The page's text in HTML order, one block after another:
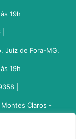
19h
Juiz de Fora-MG.
19h
|
Claros -